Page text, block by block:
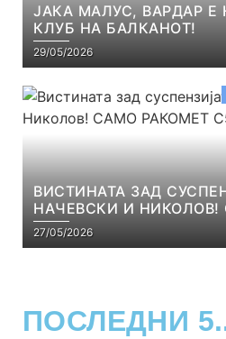
ЈАКА МАЛУС, ВАРДАР Е
КЛУБ НА БАЛКАНОТ!
29/05/2026
ВИСТИНАТА ЗАД
НАЧЕВСКИ И НИКОЛОВ!
С5Е8
27/05/2026
ПОСЛЕДНИ